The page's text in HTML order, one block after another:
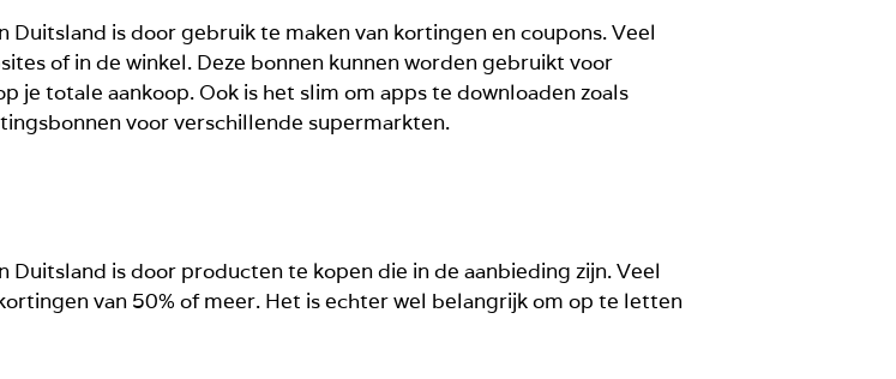
is door gebruik te maken van kortingen en coupons. Veel
of in de winkel. Deze bonnen kunnen worden gebruikt voor
totale aankoop. Ook is het slim om apps te downloaden zoals
voor verschillende supermarkten.
is door producten te kopen die in de aanbieding zijn. Veel
van 50% of meer. Het is echter wel belangrijk om op te letten